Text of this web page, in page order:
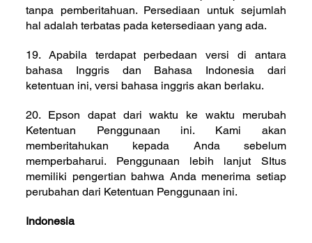
tanpa pemberitahuan. Persediaan untuk sejumlah
hal adalah terbatas pada ketersediaan yang ada.
19. Apabila terdapat perbedaan versi di antara
bahasa Inggris dan Bahasa Indonesia dari
ketentuan ini, versi bahasa inggris akan berlaku.
20. Epson dapat dari waktu ke waktu merubah
Ketentuan Penggunaan ini. Kami akan
memberitahukan kepada Anda sebelum
memperbaharui. Penggunaan lebih lanjut SItus
memiliki pengertian bahwa Anda menerima setiap
perubahan dari Ketentuan Penggunaan ini.
Indonesia